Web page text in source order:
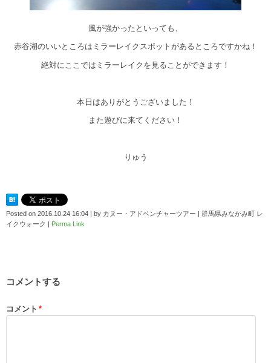
風が強かったといっても、
赤谷湖のいいところはミラーレイクスポットがあるところですかね！
絶対にここではミラーレイクを見ることができます！
本日はありがとうございました！
また遊びに来てください！
りゅう
Posted on 2016.10.24 16:04 | by カヌー・アドベンチャーツアー | 群馬県みなかみ町 レ
イクウォーク | Perma Link
コメントする
コメント *